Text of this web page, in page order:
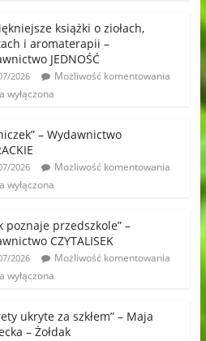
książki o ziołach,
i aromaterapii –
JEDNOŚĆ
2026
Możliwość komentowania
wyłączona
– Wydawnictwo
2026
Możliwość komentowania
wyłączona
poznaje przedszkole” –
CZYTALISEK
2026
Możliwość komentowania
wyłączona
ukryte za szkłem” – Maja
– Żołdak